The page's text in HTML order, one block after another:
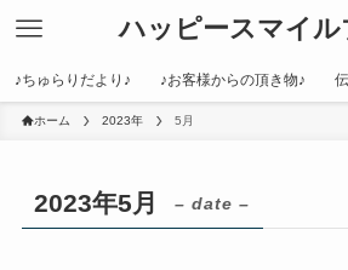
ハッピースマイル
♪ちゅらりだより♪ ♪お客様からの頂き物♪
ホーム 2023年 5月
2023年5月 – date –